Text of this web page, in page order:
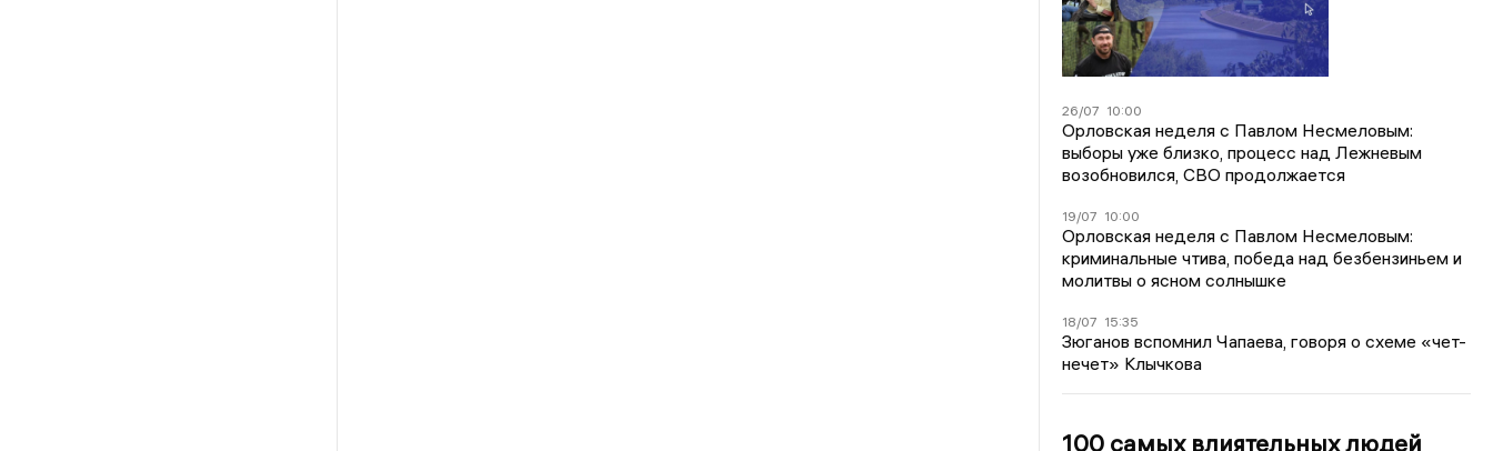
26/07 10:00
Орловская неделя с Павлом Несмеловым:
выборы уже близко, процесс над Лежневым
возобновился, СВО продолжается
19/07 10:00
Орловская неделя с Павлом Несмеловым:
криминальные чтива, победа над безбензиньем и
молитвы о ясном солнышке
18/07 15:35
Зюганов вспомнил Чапаева, говоря о схеме «чет-
нечет» Клычкова
100 самых влиятельных людей